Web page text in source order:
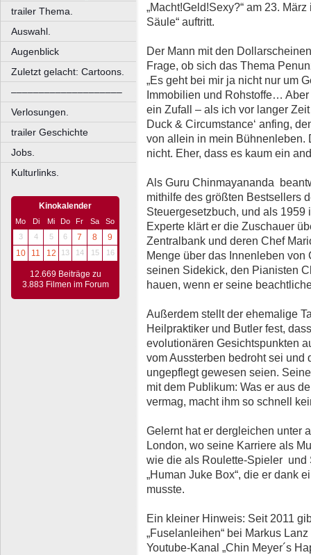
trailer Thema.
Auswahl.
Augenblick
Zuletzt gelacht: Cartoons.
––––––––––––––––––––
Verlosungen.
trailer Geschichte
Jobs.
Kulturlinks.
Kinokalender
Mo Di Mi Do Fr Sa
So
3
4 5 6 7 8
9
10
11 12 13 14 15 16
12.669 Beiträge zu
3.883 Filmen im Forum
„Macht!Geld!Sexy?“ am 23.
Säule“ auftritt.
Der Mann mit den
Frage, ob sich das Thema
„Es geht bei mir ja nicht nur um
Immobilien und Rohstoffe…
ein Zufall – als ich vor langer
Duck & Circumstance‘ anfing,
von allein in mein Bühnenleben.
nicht. Eher, dass es kaum ein
Als Guru Chinmayananda
mithilfe des größten Bestsellers
Steuergesetzbuch, und als 1959
Experte klärt er die Zuschauer
Zentralbank und deren Chef
Menge über das Innenleben
seinen Sidekick, den Pianisten
hauen, wenn er seine
Außerdem stellt der ehemalige
Heilpraktiker und Butler fest,
evolutionären Gesichtspunkten
vom Aussterben bedroht sei und
ungepflegt gewesen seien.
mit dem Publikum: Was er aus
vermag, macht ihm so schnell
Gelernt hat er dergleichen unter
London, wo seine Karriere als
wie die als Roulette-Spieler und
„Human Juke Box“, die er dank
musste.
Ein kleiner Hinweis: Seit 2011
„Fuselanleihen“ bei Markus
Youtube-Kanal „Chin Meyer´s